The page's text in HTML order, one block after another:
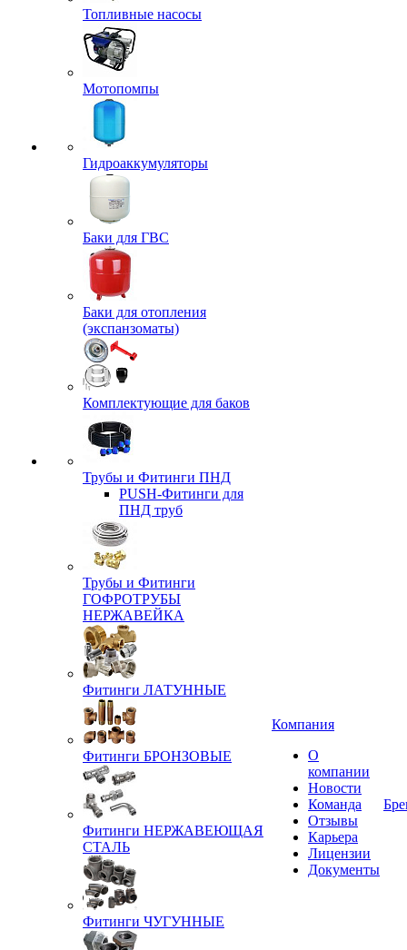
Топливные насосы
Мотопомпы
Гидроаккумуляторы
Баки для ГВС
Баки для отопления
(экспанзоматы)
Комплектующие для баков
Трубы и Фитинги ПНД
PUSH-Фитинги для
ПНД труб
Трубы и Фитинги
ГОФРОТРУБЫ
НЕРЖАВЕЙКА
Фитинги ЛАТУННЫЕ
Фитинги БРОНЗОВЫЕ
Фитинги НЕРЖАВЕЮЩАЯ
СТАЛЬ
Фитинги ЧУГУННЫЕ
Компания
О
компании
Новости
Команда
Отзывы
Карьера
Лицензии
Документы